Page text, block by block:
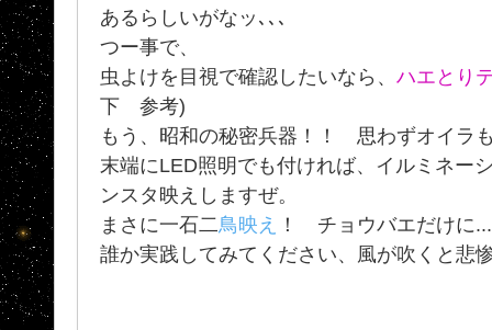
あるらしいがなッ､､､
つー事で、
虫よけを目視で確認したいなら、 ハエとり
下 参考)
もう、昭和の秘密兵器！！ 思わずオイラ
末端にLED照明でも付ければ、イルミネ
ンスタ映えしますぜ。
まさに一石二鳥映え
！ チョウバエだけに
誰か実践してみてください、風が吹くと悲